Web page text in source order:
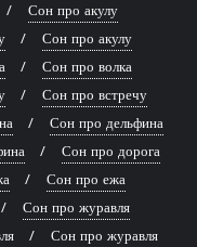
Сон про акулу
Сон про акулу
Сон про волка
Сон про встречу
Сон про дельфина
Сон про дорога
Сон про ежа
Сон про журавля
Сон про журавля